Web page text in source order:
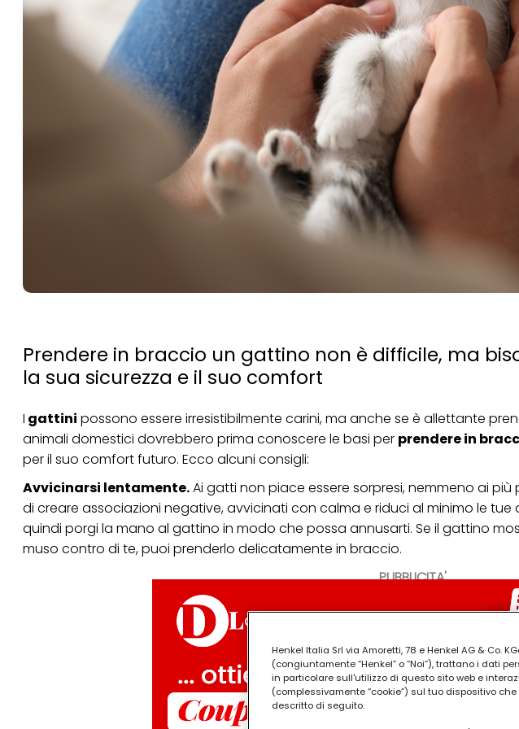
Prendere in braccio un gattino non è difficile, ma
la sua sicurezza e il suo comfort
PUBBLICITA'
I gattini possono essere irresistibilmente carini, ma anche se è allettante
animali domestici dovrebbero prima conoscere le basi per prendere in
per il suo comfort futuro. Ecco alcuni consigli:
Avvicinarsi lentamente.Ai gatti non piace essere sorpresi, nemmeno ai
di creare associazioni negative, avvicinati con calma e riduci al minimo le
quindi porgi la mano al gattino in modo che possa annusarti. Se il gattino
muso contro di te, puoi prenderlo delicatamente in braccio.
Henkel Italia Srl via Amoretti, 78 e Henkel AG & Co.
(congiuntamente “Henkel” o “Noi”), trattano i dati
in particolare sull'utilizzo di questo sito web e
(complessivamente “cookie”) sul tuo dispositivo
descritto di seguito.